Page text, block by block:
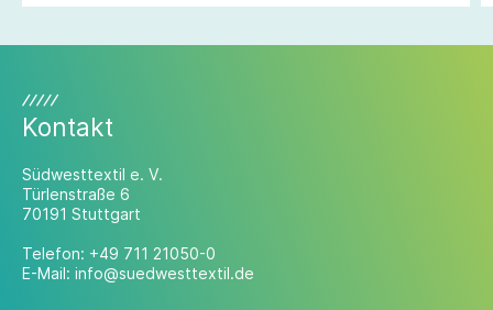
Geschäftseinheiten Corporate Fashion und Private
Kontakt
Südwesttextil e. V.
Türlenstraße 6
70191 Stuttgart
Telefon: +49 711 21050-0
E-Mail: info@suedwesttextil.de